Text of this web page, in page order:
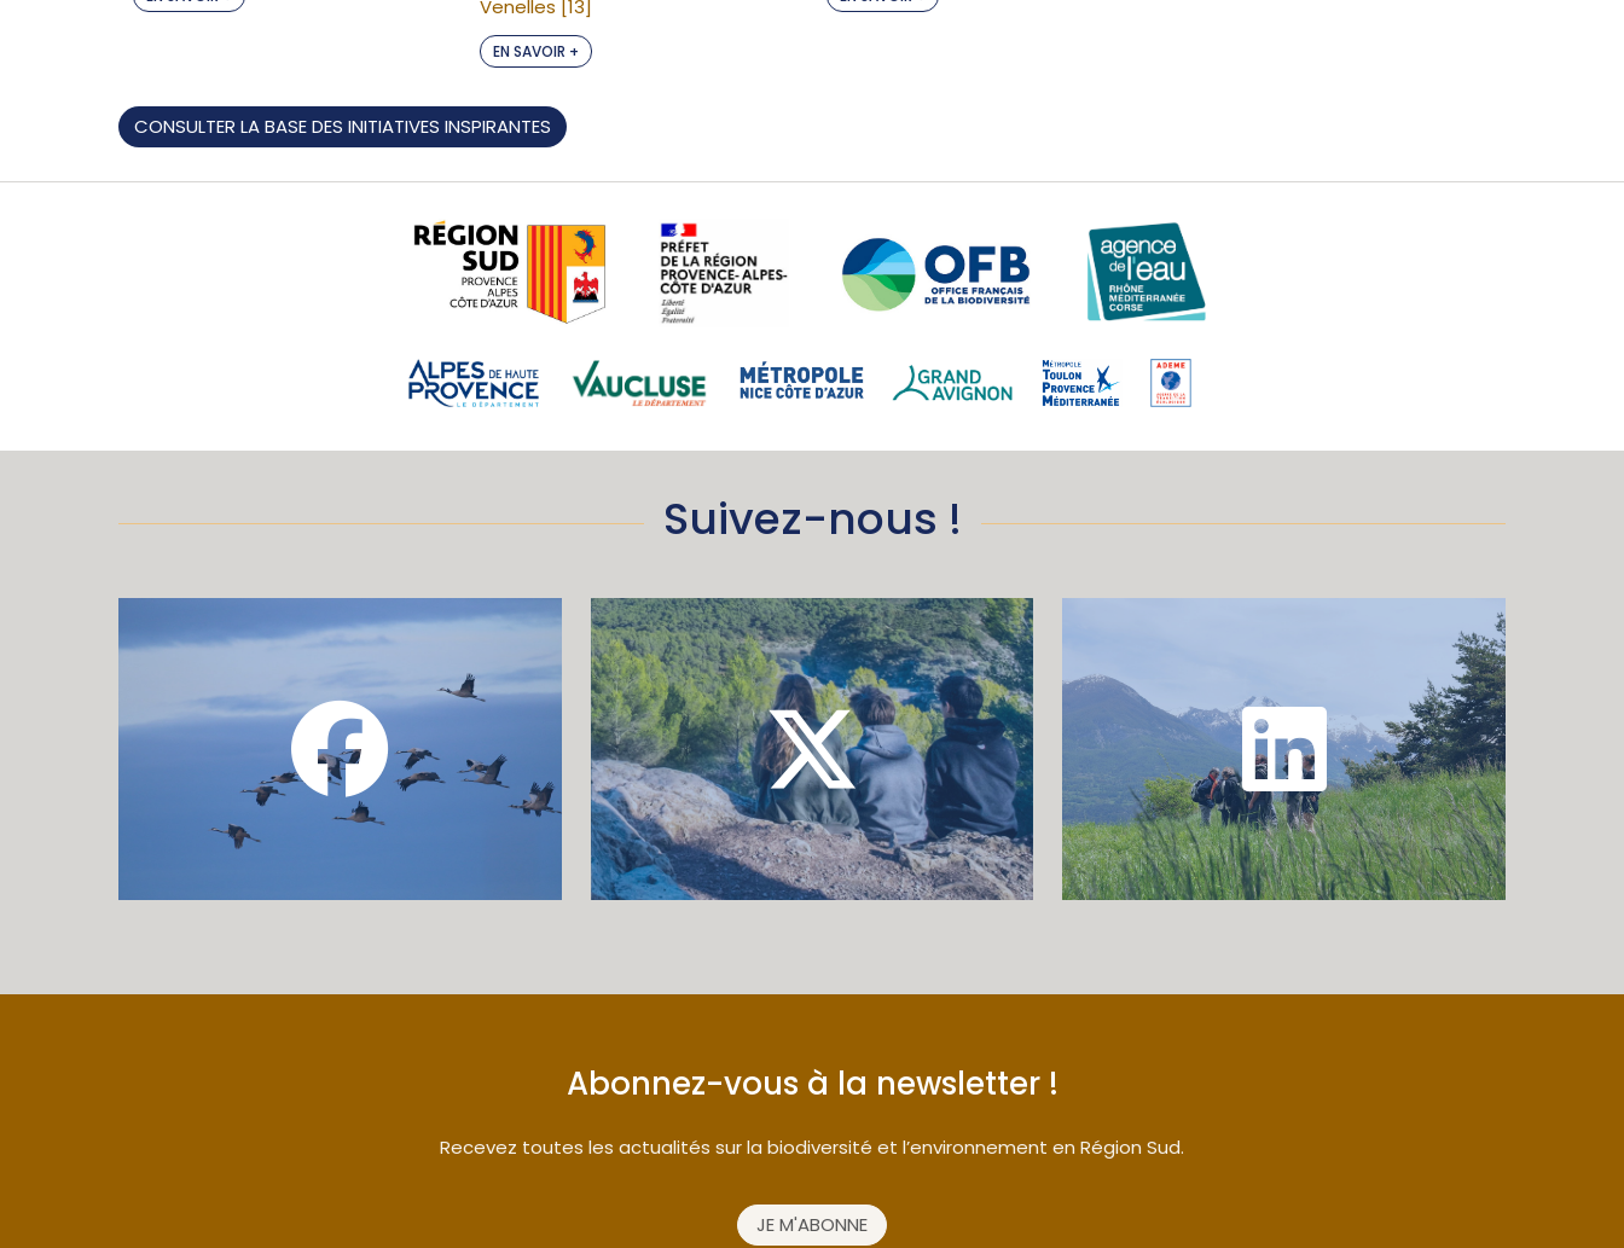
Venelles [13]
EN SAVOIR +
CONSULTER LA BASE DES INITIATIVES INSPIRANTES
Suivez-nous !
Abonnez-vous à la newsletter !
Recevez toutes les actualités sur la biodiversité et l’environnement en Région Sud.
JE M'ABONNE